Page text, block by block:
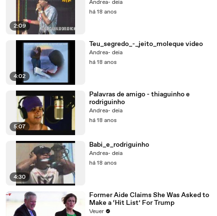
2:09
Andrea- deia
há 18 anos
4:02
Teu_segredo_-_jeito_moleque video
Andrea- deia
há 18 anos
5:07
Palavras de amigo - thiaguinho e
rodriguinho
Andrea- deia
há 18 anos
4:30
Babi_e_rodriguinho
Andrea- deia
há 18 anos
Former Aide Claims She Was Asked to
Make a ‘Hit List’ For Trump
Veuer